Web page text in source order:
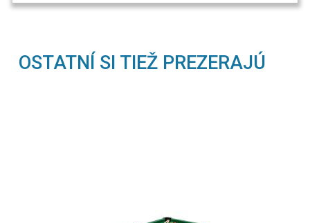
OSTATNÍ SI TIEŽ PREZERAJÚ